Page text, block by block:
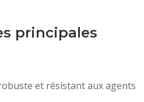
principales
et résistant aux agents